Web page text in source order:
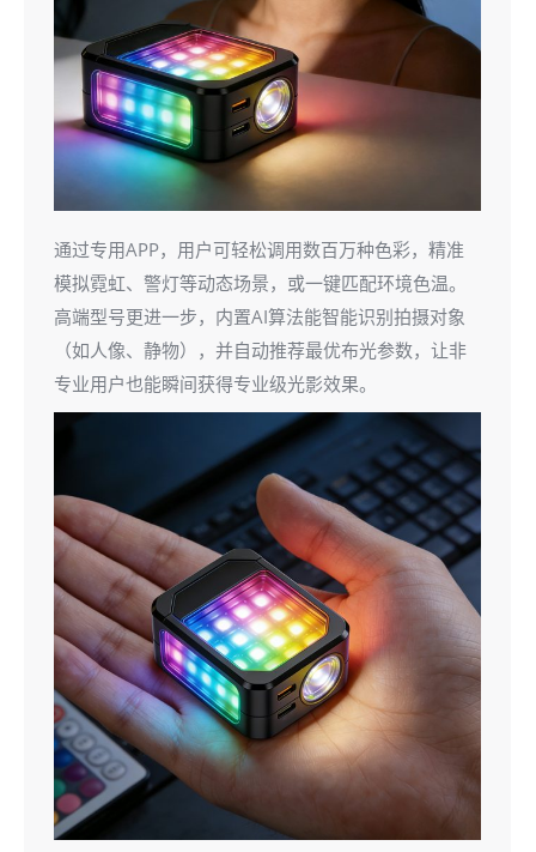
通过专用APP，用户可轻松调用数百万种色彩，精准
模拟霓虹、警灯等动态场景，或一键匹配环境色温。
高端型号更进一步，内置AI算法能智能识别拍摄对象
（如人像、静物），并自动推荐最优布光参数，让非
专业用户也能瞬间获得专业级光影效果。